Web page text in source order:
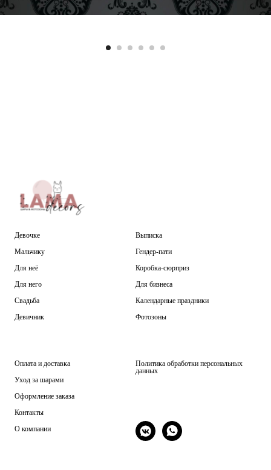
Девочке
Мальчику
Для неё
Для него
Свадьба
Девичник
Выписка
Гендер-пати
Коробка-сюрприз
Для бизнеса
Календарные праздники
Фотозоны
Оплата и доставка
Уход за шарами
Оформление заказа
Контакты
О компании
Политика обработки персональных
данных